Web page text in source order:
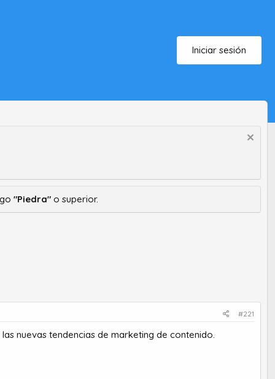
Iniciar sesión
"Piedra" o superior.
#221
nuevas tendencias de marketing de contenido.